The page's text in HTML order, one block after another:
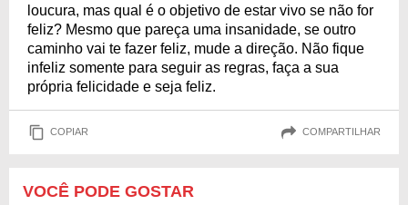
loucura, mas qual é o objetivo de estar vivo se não for
feliz? Mesmo que pareça uma insanidade, se outro
caminho vai te fazer feliz, mude a direção. Não fique
infeliz somente para seguir as regras, faça a sua
própria felicidade e seja feliz.
COPIAR COMPARTILHAR
VOCÊ PODE GOSTAR